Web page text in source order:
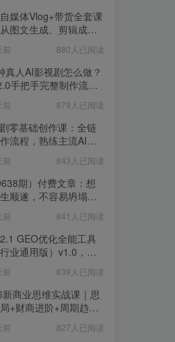
媒体Vlog+带货全套课
图文生成、剪辑成片
前 880人已阅读
真人AI影视剧怎么做？
手把手完整制作流程
成
前 879人已阅读
零基础创作课：全链
流程，熟练主流AI工
前 843人已阅读
期）付费文章：想
顺遂，不容易坍塌，
前 841人已阅读
GEO优化全能工具
业通用版）v1.0，会
前 839人已阅读
商业思维实战课｜思
+财商进阶+周期趋势
全体系
前 827人已阅读